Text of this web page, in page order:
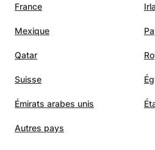
France
Mexique
Qatar
Suisse
Émirats arabes unis
Autres pays